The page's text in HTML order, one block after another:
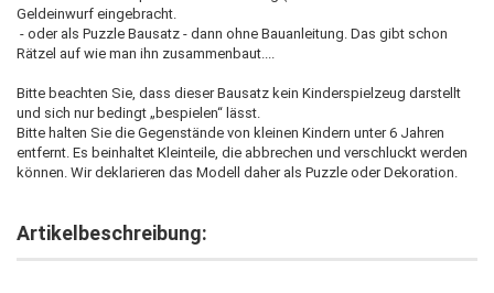
Geldeinwurf eingebracht.
- oder als Puzzle Bausatz - dann ohne Bauanleitung. Das gibt schon
Rätzel auf wie man ihn zusammenbaut....
Bitte beachten Sie, dass dieser Bausatz kein Kinderspielzeug darstellt
und sich nur bedingt „bespielen“ lässt.
Bitte halten Sie die Gegenstände von kleinen Kindern unter 6 Jahren
entfernt. Es beinhaltet Kleinteile, die abbrechen und verschluckt werden
können. Wir deklarieren das Modell daher als Puzzle oder Dekoration.
Artikelbeschreibung: